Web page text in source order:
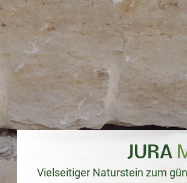
JURA
Vielseitiger Naturstein zum